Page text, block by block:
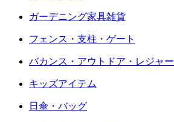
ガーデニング家具雑貨
フェンス・支柱・ゲート
バカンス・アウトドア・レジャー
キッズアイテム
日傘・バッグ